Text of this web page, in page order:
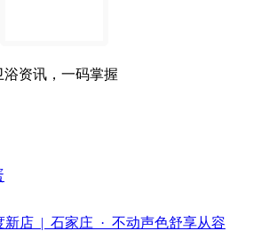
浴资讯，一码掌握
新店 | 石家庄 · 不动声色舒享从容